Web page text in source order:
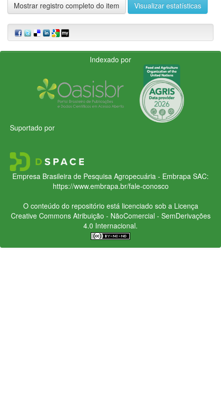
Mostrar registro completo do item Visualizar estatísticas
Indexado por
Suportado por
Empresa Brasileira de Pesquisa Agropecuária - Embrapa SAC:
https://www.embrapa.br/fale-conosco
O conteúdo do repositório está licenciado sob a Licença
Creative CommonsAtribuição - NãoComercial - SemDerivações
4.0 Internacional.